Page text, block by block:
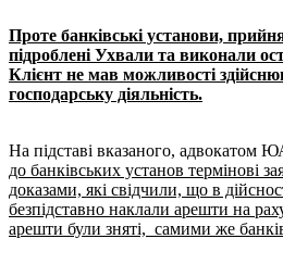
Проте банківські установи,
підроблені Ухвали та виконали
Клієнт не мав можливості
господарську діяльність.
На підставі вказаного, адвокатом
до банківських установ термінові
доказами, які свідчили, що в
безпідставно наклали арешти на
арешти були зняті, самими же